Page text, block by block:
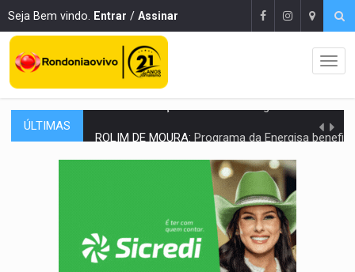
Seja Bem vindo. Entrar / Assinar
ÚLTIMAS Programa da Energisa beneficia 60 famílias com geladeiras
VIOLÊNCIA VICÁRIA:MPRO obtém condenação de réu a 21 anos de prisão
Transparência do Cinderondônia apresenta
IGs de Rondônia entram em programa internacional para
VÍDEO:Acidente envolve cinco veículos em obra de